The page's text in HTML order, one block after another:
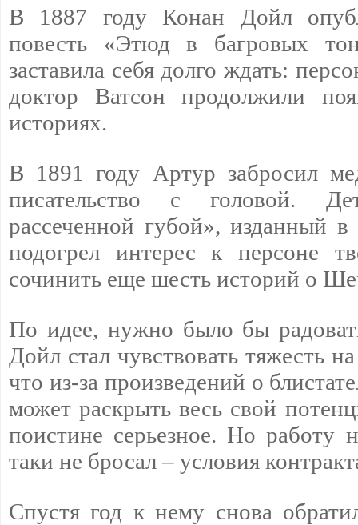
В 1887 году Конан Дойл
повесть «Этюд в багровых
заставила себя долго ждать:
доктор Ватсон продолжили
историях.
В 1891 году Артур забросил
писательство с головой.
рассеченной губой», изданный
подогрел интерес к персоне
сочинить еще шесть историй о
По идее, нужно было бы
Дойл стал чувствовать тяжесть
что из-за произведений о
может раскрыть весь свой
поистине серьезное. Но
таки не бросал – условия
Спустя год к нему снова